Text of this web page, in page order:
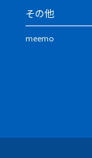
その他
meemo